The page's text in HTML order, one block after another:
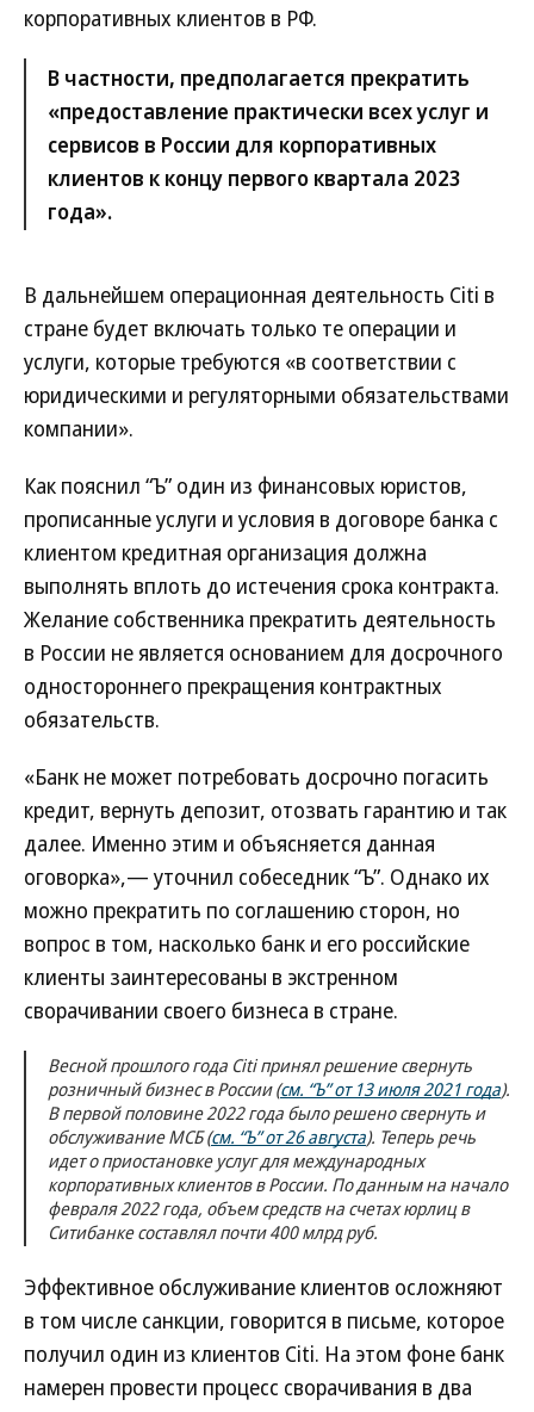
корпоративных клиентов в РФ.
В частности, предполагается прекратить
«предоставление практически всех услуг и
сервисов в России для корпоративных
клиентов к концу первого квартала 2023
года».
В дальнейшем операционная деятельность Citi в
стране будет включать только те операции и
услуги, которые требуются «в соответствии с
юридическими и регуляторными обязательствами
компании».
Как пояснил “Ъ” один из финансовых юристов,
прописанные услуги и условия в договоре банка с
клиентом кредитная организация должна
выполнять вплоть до истечения срока контракта.
Желание собственника прекратить деятельность
в России не является основанием для досрочного
одностороннего прекращения контрактных
обязательств.
«Банк не может потребовать досрочно погасить
кредит, вернуть депозит, отозвать гарантию и так
далее. Именно этим и объясняется данная
оговорка»,— уточнил собеседник “Ъ”. Однако их
можно прекратить по соглашению сторон, но
вопрос в том, насколько банк и его российские
клиенты заинтересованы в экстренном
сворачивании своего бизнеса в стране.
Весной прошлого года Citi принял решение свернуть
розничный бизнес в России (см. “Ъ” от 13 июля 2021 года).
В первой половине 2022 года было решено свернуть и
обслуживание МСБ (см. “Ъ” от 26 августа). Теперь речь
идет о приостановке услуг для международных
корпоративных клиентов в России. По данным на начало
февраля 2022 года, объем средств на счетах юрлиц в
Ситибанке составлял почти 400 млрд руб.
Эффективное обслуживание клиентов осложняют
в том числе санкции, говорится в письме, которое
получил один из клиентов Citi. На этом фоне банк
намерен провести процесс сворачивания в два